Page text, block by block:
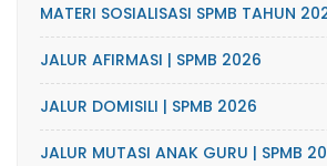
MATERI SOSIALISASI SPMB TAHUN
JALUR AFIRMASI | SPMB 2026
JALUR DOMISILI | SPMB 2026
JALUR MUTASI ANAK GURU | SPMB